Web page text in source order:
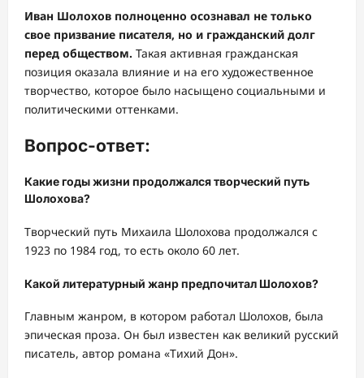
Иван Шолохов полноценно осознавал не только
свое призвание писателя, но и гражданский долг
перед обществом. Такая активная гражданская
позиция оказала влияние и на его художественное
творчество, которое было насыщено социальными и
политическими оттенками.
Вопрос-ответ:
Какие годы жизни продолжался творческий путь
Шолохова?
Творческий путь Михаила Шолохова продолжался с
1923 по 1984 год, то есть около 60 лет.
Какой литературный жанр предпочитал Шолохов?
Главным жанром, в котором работал Шолохов, была
эпическая проза. Он был известен как великий русский
писатель, автор романа «Тихий Дон».